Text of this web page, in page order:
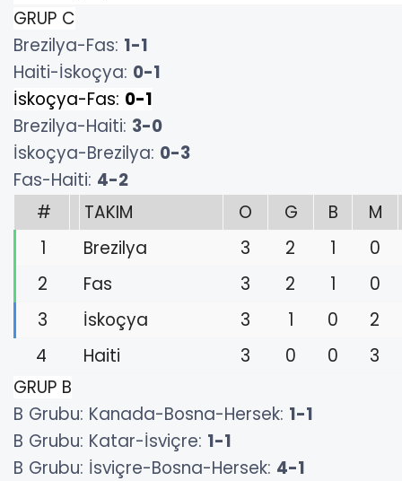
GRUP C
Brezilya-Fas: 1-1
Haiti-İskoçya: 0-1
İskoçya-Fas: 0-1
Brezilya-Haiti: 3-0
İskoçya-Brezilya: 0-3
Fas-Haiti: 4-2
#
TAKIM O G B
M
1
Brezilya 3 2 1
0
2
Fas 3 2 1
0
3
İskoçya 3 1 0
2
4
Haiti 3 0 0
3
GRUP B
B Grubu: Kanada-Bosna-Hersek: 1-1
B Grubu: Katar-İsviçre: 1-1
B Grubu: İsviçre-Bosna-Hersek: 4-1